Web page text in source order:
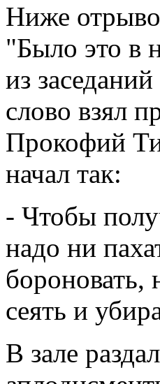
Ниже
"Было это в
из
слово взял
Прокофий
начал так:
- Чтобы
надо ни
бороновать,
сеять и
В зале